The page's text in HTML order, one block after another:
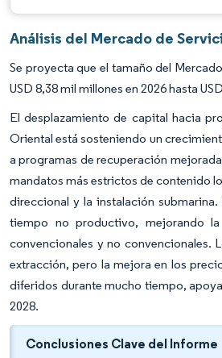
Análisis del Mercado de
Se proyecta que el tamaño del
USD 8,38 mil millones en 2026 hasta
El desplazamiento de capital hacia
Oriental está sosteniendo un
a programas de recuperación
mandatos más estrictos de contenido
direccional y la instalación
tiempo no productivo, mejorando
convencionales y no convencionales.
extracción, pero la mejora en los
diferidos durante mucho tiempo,
2028.
Conclusiones Clave del Informe